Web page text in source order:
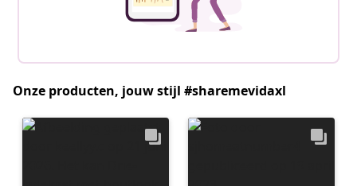
Onze producten, jouw stijl #sharemevidaxl